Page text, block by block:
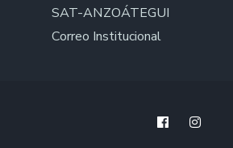
SAT-ANZOÁTEGUI
Correo Institucional